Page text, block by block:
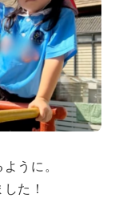
うに。
た！